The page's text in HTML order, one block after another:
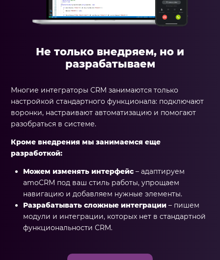
Не только внедряем, но и
разрабатываем
Многие интеграторы CRM занимаются только
настройкой стандартного функционала: подключают
воронки, настраивают автоматизацию и помогают
разобраться в системе.
Кроме внедрения мы занимаемся еще
разработкой:
Можем изменять интерфейс – адаптируем
amoCRM под ваш стиль работы, упрощаем
навигацию и добавляем нужные элементы.
Разрабатывать сложные интеграции – пишем
модули и интеграции, которых нет в стандартной
функциональности CRM.